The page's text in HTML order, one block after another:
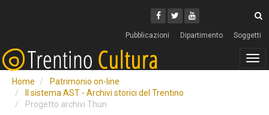
Facebook
Twitter
Youtube
Pubblicazioni Dipartimento Soggetti
Home
Patrimonio on-line
Il sistema AST - Archivi storici del Trentino
Progetto archivi Thun